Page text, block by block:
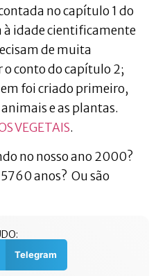
no capítulo 1 do
à idade cientificamente
de muita
conto do capítulo 2;
foi criado primeiro,
e as plantas.
VEGETAIS.
no nosso ano 2000?
anos? Ou são
Telegram